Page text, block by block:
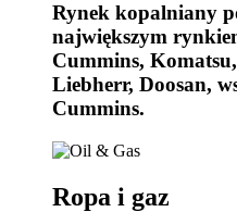
Rynek kopalniany
największym
Cummins,
Liebherr, Doosan,
Cummins.
Ropa i gaz